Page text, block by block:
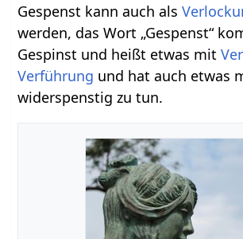
Gespenst kann auch als
werden, das Wort „Gespenst“
Gespinst und heißt etwas mit
Verführung und hat auch etwas
widerspenstig zu tun.